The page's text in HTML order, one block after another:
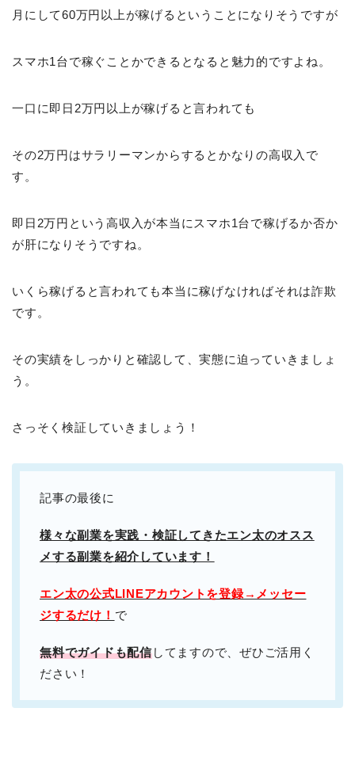
月にして60万円以上が稼げるということになりそうですが
スマホ1台で稼ぐことかできるとなると魅力的ですよね。
一口に即日2万円以上が稼げると言われても
その2万円はサラリーマンからするとかなりの高収入で
す。
即日2万円という高収入が本当にスマホ1台で稼げるか否か
が肝になりそうですね。
いくら稼げると言われても本当に稼げなければそれは詐欺
です。
その実績をしっかりと確認して、実態に迫っていきましょ
う。
さっそく検証していきましょう！
記事の最後に
様々な副業を実践・検証してきたエン太のオスス
メする副業を紹介しています！
エン太の公式LINEアカウントを登録→メッセー
ジするだけ！ で
無料でガイドも配信してますので、ぜひご活用く
ださい！